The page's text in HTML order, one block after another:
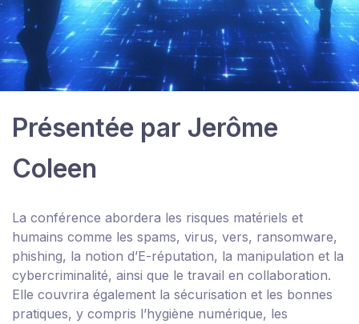
Présentée par Jerôme
Coleen
La conférence abordera les risques matériels et
humains comme les spams, virus, vers, ransomware,
phishing, la notion d’E-réputation, la manipulation et la
cybercriminalité, ainsi que le travail en collaboration.
Elle couvrira également la sécurisation et les bonnes
pratiques, y compris l’hygiène numérique, les